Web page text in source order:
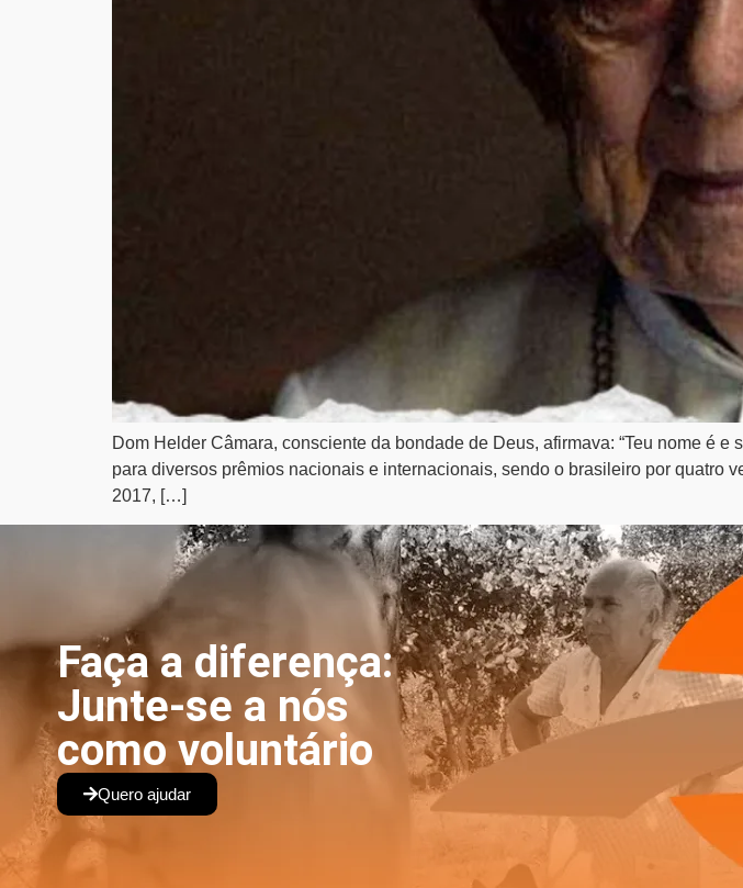
Dom Helder Câmara, consciente da bondade de Deus, afirmava: “Teu nome é
para diversos prêmios nacionais e internacionais, sendo o brasileiro por quatro
2017, […]
Faça a diferença:
Junte-se a nós
como voluntário
Quero ajudar